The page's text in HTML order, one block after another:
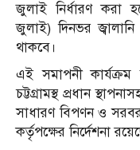
জুলাই নির্ধারণ করা
জুলাই) দিনভর
থাকবে।
এই সমাপনী কার্যক্রম
চট্টগ্রামস্থ প্রধান
সাধারণ বিপণন ও
কর্তৃপক্ষের নির্দেশনা